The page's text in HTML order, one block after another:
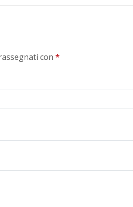
con *